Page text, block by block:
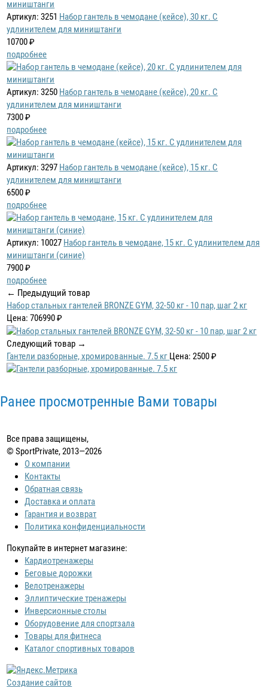
Артикул: 3251 Набор гантель в чемодане (кейсе), 30 кг. С
удлинителем для миништанги
10700 ₽
подробнее
Артикул: 3250 Набор гантель в чемодане (кейсе), 20 кг. С
удлинителем для миништанги
7300 ₽
подробнее
Артикул: 3297 Набор гантель в чемодане (кейсе), 15 кг. С
удлинителем для миништанги
6500 ₽
подробнее
Артикул: 10027 Набор гантель в чемодане, 15 кг. С удлинителем для
миништанги (синие)
7900 ₽
подробнее
← Предыдущий товар
Набор стальных гантелей BRONZE GYM, 32-50 кг - 10 пар, шаг 2 кг
Цена: 706990 ₽
Следующий товар →
Гантели разборные, хромированные. 7.5 кг Цена: 2500 ₽
Ранее просмотренные Вами товары
Все права защищены,
© SportPrivate, 2013—2026
О компании
Контакты
Обратная связь
Доставка и оплата
Гарантия и возврат
Политика конфиденциальности
Покупайте в интернет магазине:
Кардиотренажеры
Беговые дорожки
Велотренажеры
Эллиптические тренажеры
Инверсионные столы
Оборудовение для спортзала
Товары для фитнеса
Каталог спортивных товаров
Создание сайтов